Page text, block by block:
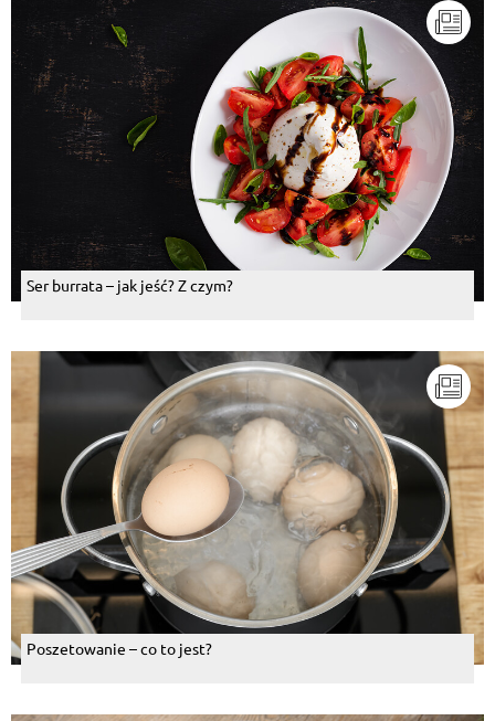
Ser burrata – jak jeść? Z czym?
Poszetowanie – co to jest?